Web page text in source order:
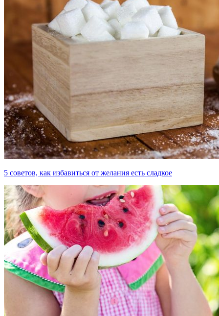
5 советов, как избавиться от желания есть сладкое